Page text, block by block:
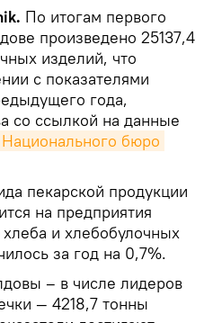
По итогам первого
произведено 25137,4
изделий, что
с показателями
года,
со ссылкой на данные
Национального бюро
пекарской продукции
на предприятия
и хлебобулочных
за год на 0,7%.
– в числе лидеров
— 4218,7 тонны